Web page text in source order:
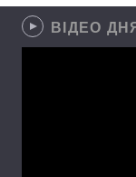
ВІДЕО